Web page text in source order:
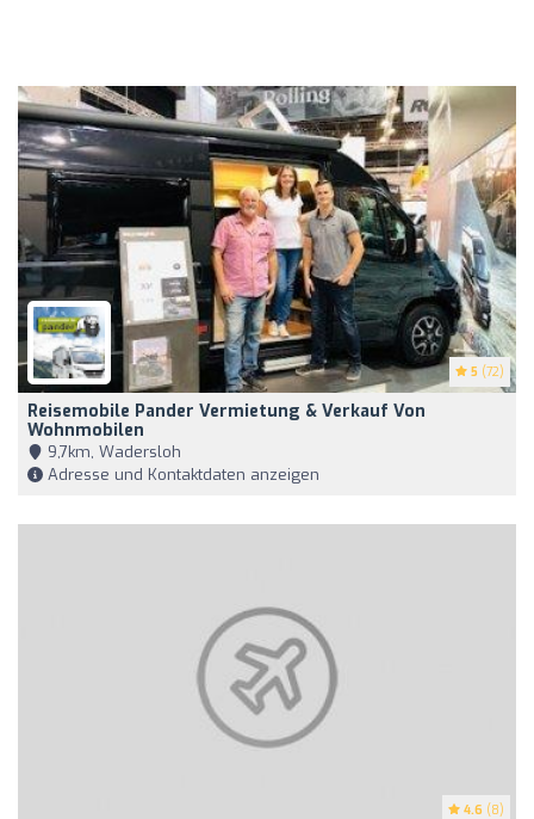
5 (72)
Reisemobile Pander Vermietung & Verkauf Von
Wohnmobilen
9,7km, Wadersloh
Adresse und Kontaktdaten anzeigen
4.6 (8)